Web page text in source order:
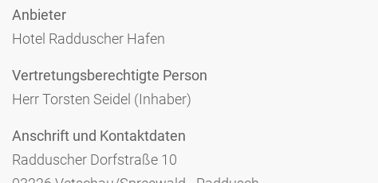
Anbieter
Hotel Radduscher Hafen
Vertretungsberechtigte Person
Herr Torsten Seidel (Inhaber)
Anschrift und Kontaktdaten
Radduscher Dorfstraße 10